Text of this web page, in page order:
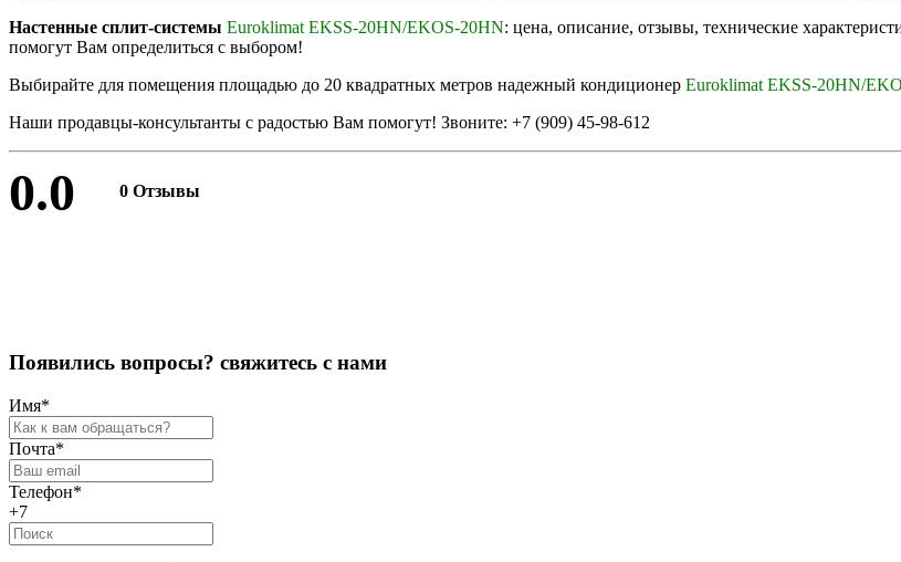
Настенные сплит-системы Euroklimat EKSS-20HN/EKOS-20HN: цена, описание, отзывы, технические
помогут Вам определиться с выбором!
Выбирайте для помещения площадью до 20 квадратных метров надежный кондиционер Euroklimat EKSS-20HN/
Наши продавцы-консультанты с радостью Вам помогут! Звоните: +7 (909) 45-98-612
0.0 0 Отзывы
Появились вопросы? свяжитесь с нами
Имя*
Почта*
Телефон*
+7